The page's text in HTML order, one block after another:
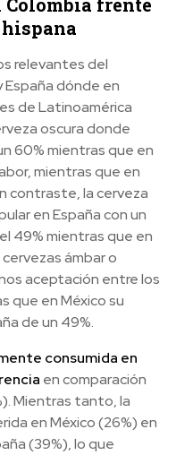
relevantes del
España dónde en
de Latinoamérica
oscura donde
60% mientras que en
mientras que en
contraste, la cerveza
en España con un
49% mientras que en
ámbar o
aceptación entre los
que en México su
de un 49%.
consumida en
en comparación
Mientras tanto, la
en México (26%) en
(39%), lo que